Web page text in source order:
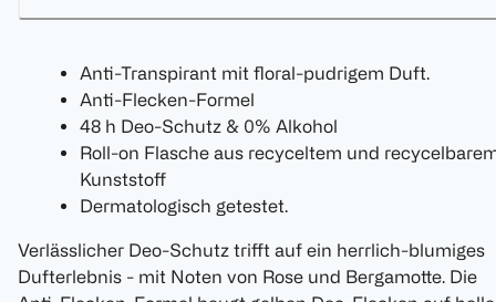
Anti-Transpirant mit floral-pudrigem Duft.
Anti-Flecken-Formel
48 h Deo-Schutz & 0% Alkohol
Roll-on Flasche aus recyceltem und
Kunststoff
Dermatologisch getestet.
Verlässlicher Deo-Schutz trifft auf ein herrlich-blumiges
Dufterlebnis - mit Noten von Rose und Bergamotte. Die